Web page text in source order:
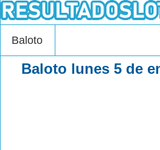
Baloto
Baloto lunes 5 de